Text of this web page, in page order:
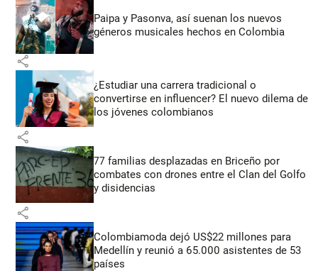
Paipa y Pasonva, así suenan los nuevos
géneros musicales hechos en Colombia
share
¿Estudiar una carrera tradicional o
convertirse en influencer? El nuevo dilema de
los jóvenes colombianos
share
77 familias desplazadas en Briceño por
combates con drones entre el Clan del Golfo
y disidencias
share
Colombiamoda dejó US$22 millones para
Medellín y reunió a 65.000 asistentes de 53
países